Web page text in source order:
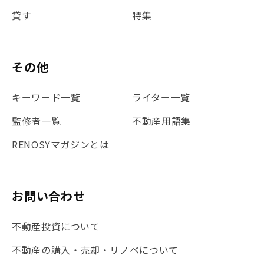
貸す
特集
その他
キーワード一覧
ライター一覧
監修者一覧
不動産用語集
RENOSYマガジンとは
お問い合わせ
不動産投資について
不動産の購入・売却・リノベについて